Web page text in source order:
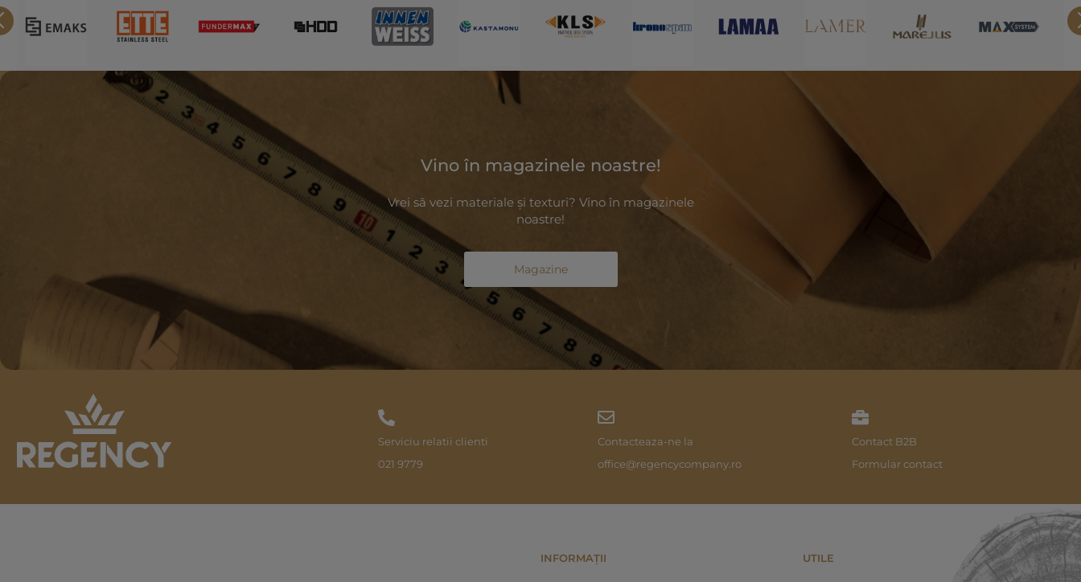
Vino în magazinele noastre!
Vrei să vezi materiale și texturi? Vino în magazinele
noastre!
Magazine
Serviciu relatii clienti
021 9779
Contacteaza-ne la
office@regencycompany.ro
Contact B2B
Formular contact
INFORMAȚII UTILE